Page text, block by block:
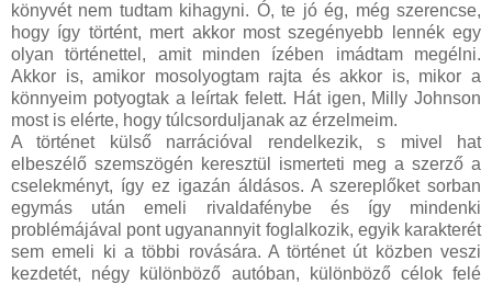
könyvét nem tudtam kihagyni. Ó, te jó ég, még szerencse,
hogy így történt, mert akkor most szegényebb lennék egy
olyan történettel, amit minden ízében imádtam megélni.
Akkor is, amikor mosolyogtam rajta és akkor is, mikor a
könnyeim potyogtak a leírtak felett. Hát igen, Milly Johnson
most is elérte, hogy túlcsorduljanak az érzelmeim.
A történet külső narrációval rendelkezik, s mivel hat
elbeszélő szemszögén keresztül ismerteti meg a szerző a
cselekményt, így ez igazán áldásos. A szereplőket sorban
egymás után emeli rivaldafénybe és így mindenki
problémájával pont ugyanannyit foglalkozik, egyik karakterét
sem emeli ki a többi rovására. A történet út közben veszi
kezdetét, négy különböző autóban, különböző célok felé